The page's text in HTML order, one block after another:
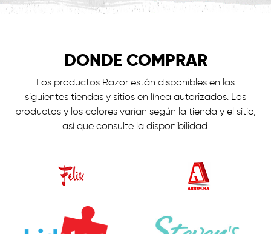
DONDE COMPRAR
Los productos Razor están disponibles en las
siguientes tiendas y sitios en línea autorizados. Los
productos y los colores varían según la tienda y el sitio,
así que consulte la disponibilidad.